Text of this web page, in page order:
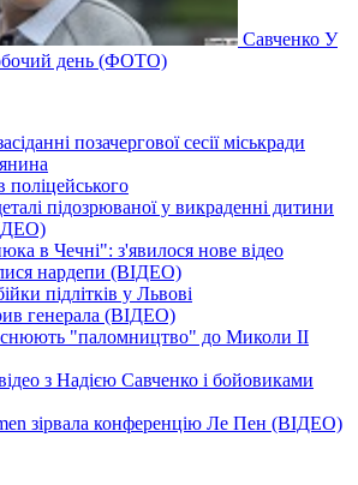
Савченко У
день (ФОТО)
позачергової сесії міськради
підозрюваної у викраденні дитини
в Чечні": з'явилося нове відео
нардепи (ВІДЕО)
підлітків у Львові
генерала (ВІДЕО)
"паломництво" до Миколи ІІ
з Надією Савченко і бойовиками
зірвала конференцію Ле Пен (ВІДЕО)